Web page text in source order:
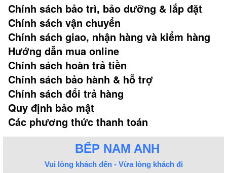
Chính sách bảo trì, bảo dưỡng & lắp đặt
Chính sách vận chuyển
Chính sách giao, nhận hàng và kiểm hàng
Hướng dẫn mua online
Chính sách hoàn trả tiền
Chính sách bảo hành & hỗ trợ
Chính sách đổi trả hàng
Quy định bảo mật
Các phương thức thanh toán
BẾP NAM ANH
Vui lòng khách đến - Vừa lòng khách đi